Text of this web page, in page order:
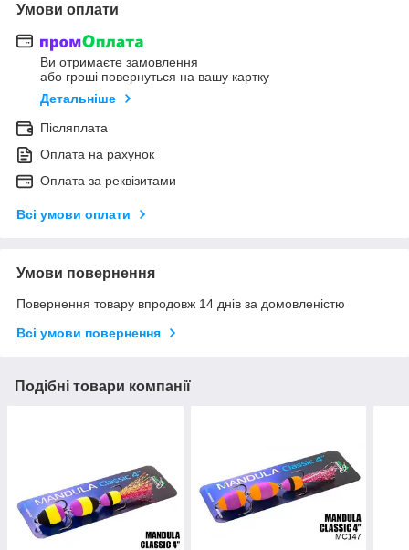
Умови оплати
Ви отримаєте замовлення
або гроші повернуться на вашу картку
Детальніше
Післяплата
Оплата на рахунок
Оплата за реквізитами
Всі умови оплати
Умови повернення
Повернення товару впродовж 14 днів за домовленістю
Всі умови повернення
Подібні товари компанії